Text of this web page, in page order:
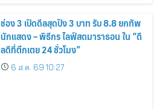
ช่อง 3 เปิดดีลสุดปัง 3 บาท รับ 8.8 ยกทัพ
นักแสดง – พิธีกร ไลฟ์สดมาราธอน ใน “ดี
ลดีที่ตึกเตย 24 ชั่วโมง”
6 ส.ค. 69 10:27